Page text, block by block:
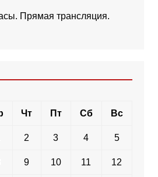
Прямая трансляция.
Чт Пт Сб Вс
2 3 4 5
9 10 11 12